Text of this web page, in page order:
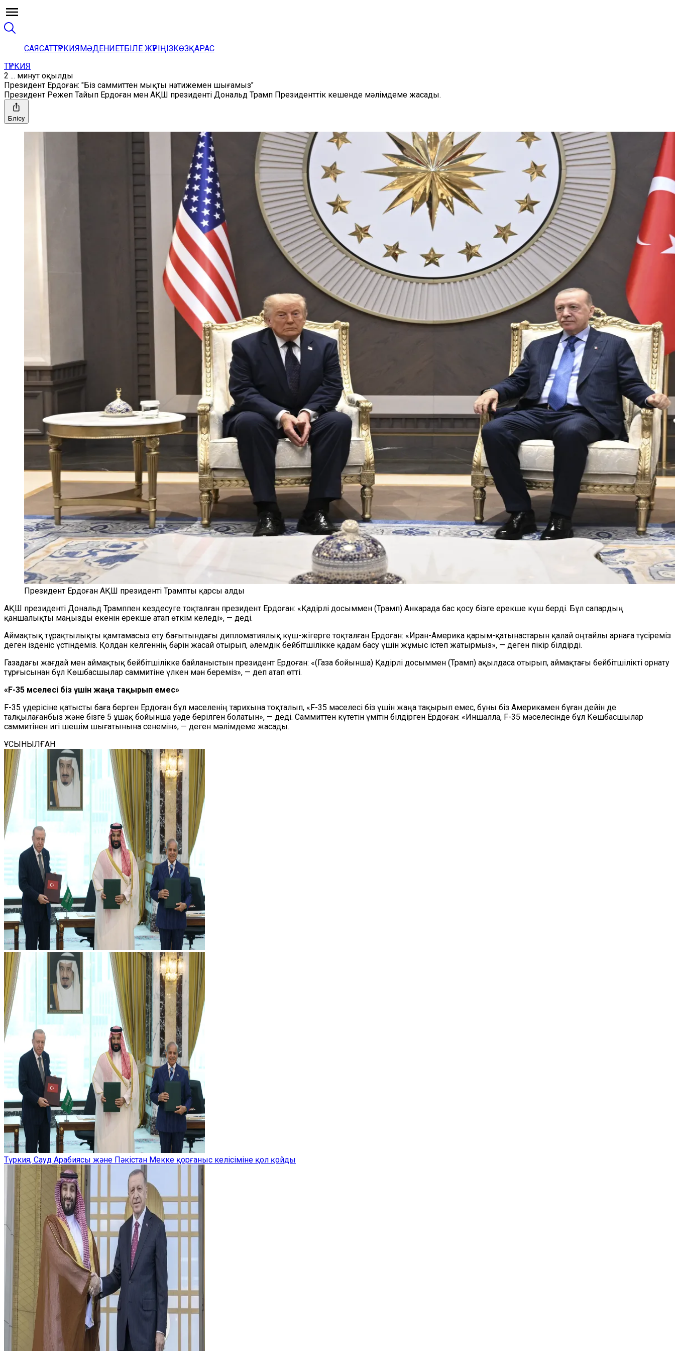
САЯСАТТҮРКИЯМӘДЕНИЕТБІЛЕ ЖҮРІҢІЗКӨЗҚАРАС
ТҮРКИЯ
2 ... минут оқылды
Президент Ердоған: "Біз саммиттен мықты нәтижемен шығамыз"
Президент Режеп Тайып Ердоған мен АҚШ президенті Дональд Трамп Президенттік кешенде мәлімдеме жасады.
Бөлісу
Президент Ердоған АҚШ президенті Трампты қарсы алды
АҚШ президенті Дональд Трамппен кездесуге тоқталған президент Ердоған: «Қадірлі досыммен (Трамп) Анкарада бас қосу бізге ерекше күш берді. Бұл сапардың
қаншалықты маңызды екенін ерекше атап өткім келеді», — деді.
Аймақтық тұрақтылықты қамтамасыз ету бағытындағы дипломатиялық күш-жігерге тоқталған Ердоған: «Иран-Америка қарым-қатынастарын қалай оңтайлы арнаға түсіреміз
деген ізденіс үстіндеміз. Қолдан келгеннің бәрін жасай отырып, әлемдік бейбітшілікке қадам басу үшін жұмыс істеп жатырмыз», — деген пікір білдірді.
Газадағы жағдай мен аймақтық бейбітшілікке байланыстын президент Ердоған: «(Газа бойынша) Қадірлі досыммен (Трамп) ақылдаса отырып, аймақтағы бейбітшілікті орнату
тұрғысынан бұл Көшбасшылар саммитіне үлкен мән береміз», — деп атап өтті.
«F-35 мәселесі біз үшін жаңа тақырып емес»
F-35 үдерісіне қатысты баға берген Ердоған бұл мәселенің тарихына тоқталып, «F-35 мәселесі біз үшін жаңа тақырып емес, бұны біз Америкамен бұған дейін де
талқылағанбыз және бізге 5 ұшақ бойынша уәде берілген болатын», — деді. Саммиттен күтетін үмітін білдірген Ердоған: «Иншалла, F-35 мәселесінде бұл Көшбасшылар
саммитінен игі шешім шығатынына сенемін», — деген мәлімдеме жасады.
ҰСЫНЫЛҒАН
Түркия, Сауд Арабиясы және Пәкістан Мекке қорғаныс келісіміне қол қойды